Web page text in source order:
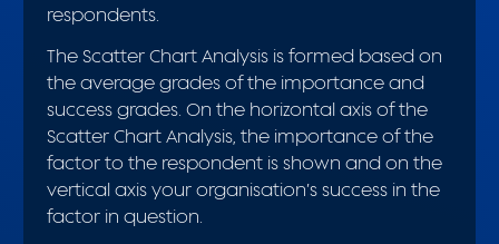
respondents.
The Scatter Chart Analysis is formed based on
the average grades of the importance and
success grades. On the horizontal axis of the
Scatter Chart Analysis, the importance of the
factor to the respondent is shown and on the
vertical axis your organisation’s success in the
factor in question.